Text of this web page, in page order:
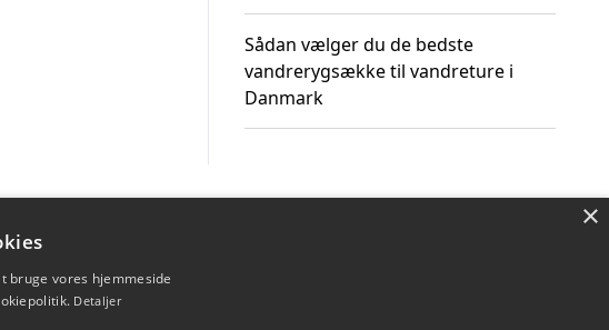
Sådan vælger du de bedste
vandrerygsække til vandreture i
Danmark
×
bruge vores hjemmeside
Detaljer